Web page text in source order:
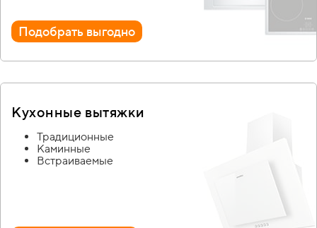
Подобрать выгодно
Кухонные вытяжки
Традиционные
Каминные
Встраиваемые